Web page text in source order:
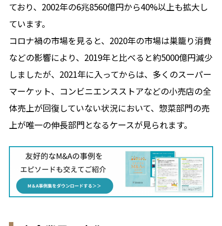
ており、2002年の6兆8560億円から40%以上も拡大し
ています。
コロナ禍の市場を見ると、2020年の市場は巣籠り消費
などの影響により、2019年と比べると約5000億円減少
しましたが、2021年に入ってからは、多くのスーパー
マーケット、コンビニエンスストアなどの小売店の全
体売上が回復していない状況において、惣菜部門の売
上が唯一の伸長部門となるケースが見られます。